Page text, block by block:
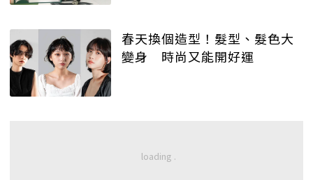
春天換個造型！髮型、髮色大
變身 時尚又能開好運